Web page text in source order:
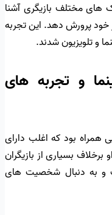
های مختلف بازیگری آشنا
خود پرورش دهد. این تجربه
و تلویزیون شدند.
و تجربه های
بود که اغلب دارای
برخلاف بسیاری از بازیگران
و به دنبال شخصیت های